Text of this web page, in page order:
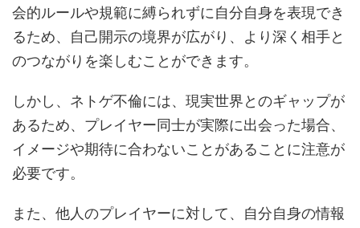
会的ルールや規範に縛られずに自分自身を表現でき
るため、自己開示の境界が広がり、より深く相手と
のつながりを楽しむことができます。
しかし、ネトゲ不倫には、現実世界とのギャップが
あるため、プレイヤー同士が実際に出会った場合、
イメージや期待に合わないことがあることに注意が
必要です。
また、他人のプレイヤーに対して、自分自身の情報